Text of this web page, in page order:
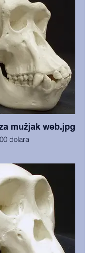
mužjak web.jpg
dolara
State. Split lubanje
detalje. (Trenutno
podijeljene lubanje, ali
glumcu.